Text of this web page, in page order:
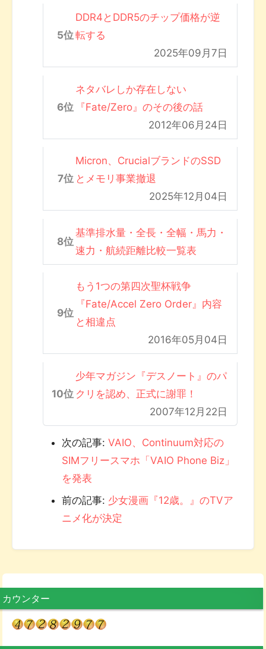
DDR4とDDR5のチップ価格が逆
転する
2025年09月7日
ネタバレしか存在しない
『Fate/Zero』のその後の話
2012年06月24日
Micron、CrucialブランドのSSD
とメモリ事業撤退
2025年12月04日
基準排水量・全長・全幅・馬力・
速力・航続距離比較一覧表
もう1つの第四次聖杯戦争
『Fate/Accel Zero Order』内容
と相違点
2016年05月04日
少年マガジン『デスノート』のパ
クリを認め、正式に謝罪！
2007年12月22日
次の記事: VAIO、Continuum対応の
SIMフリースマホ「VAIO Phone Biz」
を発表
前の記事: 少女漫画『12歳。』のTVア
ニメ化が決定
カウンター